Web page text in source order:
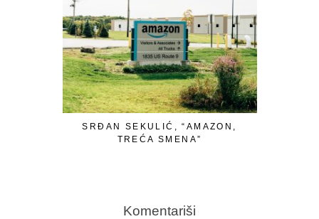
SRĐAN SEKULIĆ, “AMAZON,
TREĆA SMENA”
Komentariši